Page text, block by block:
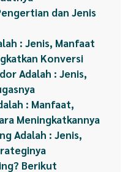
dan Jenis
: Jenis, Manfaat
Konversi
Adalah : Jenis,
: Manfaat,
Meningkatkannya
Adalah : Jenis,
Berikut